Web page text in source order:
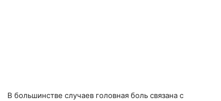
В большинстве случаев головная боль связана с